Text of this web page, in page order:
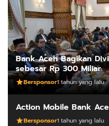
Bank Aceh Bagikan
sebesar Rp 300 Miliar
Bersponsor1 tahun yang lalu
Action Mobile Bank
Bersponsor1 tahun yang lalu